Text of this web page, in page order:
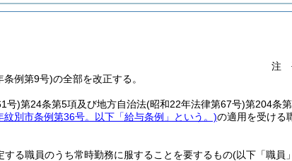
注
例第9号)の全部を改正する。
号)第24条第5項及び地方自治法(昭和22年法律第67号)第204条
紋別市条例第36号。以下「給与条例」という。)の適用を受ける
する職員のうち常時勤務に服することを要するもの(以下「職員